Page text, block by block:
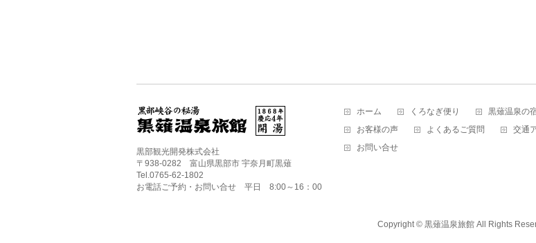
黒部観光開発株式会社
〒938-0282 富山県黒部市 宇奈月町黒薙
Tel.0765-62-1802
お電話ご予約・お問い合せ 平日 8:00～16：00
ホーム くろなぎ便り 黒薙温泉の
お客様の声
よくあるご質問 交通
お問い合せ
Copyright © 黒薙温泉旅館 All Rights